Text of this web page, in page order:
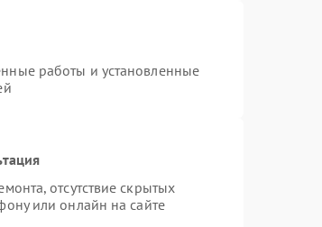
работы и установленные
отсутствие скрытых
или онлайн на сайте